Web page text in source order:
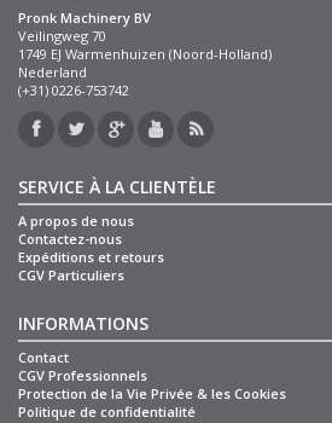
Pronk Machinery BV
Veilingweg 70
1749 EJ Warmenhuizen (Noord-Holland)
Nederland
(+31) 0226-753742
SERVICE À LA CLIENTÈLE
A propos de nous
Contactez-nous
Expéditions et retours
CGV Particuliers
INFORMATIONS
Contact
CGV Professionnels
Protection de la Vie Privée & les Cookies
Politique de confidentialité